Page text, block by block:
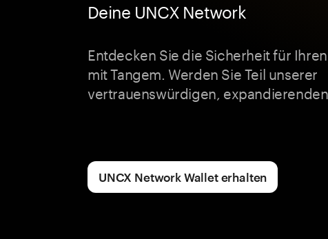
Deine UNCX Network
Entdecken Sie die Sicherheit für
mit Tangem. Werden Sie Teil unserer
vertrauenswürdigen,
UNCX Network Wallet erhalten